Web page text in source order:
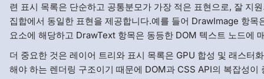
련 표시 목록은 단순하고 공통분모가 가장 적은 표현으로, 잘 지
집합에서 동일한 표현을 제공합니다.예를 들어 DrawImage 항
요소에 해당하고 DrawText 항목은 동등한 DOM 텍스트 노드에
더 중요한 것은 레이어 트리와 표시 목록은 GPU 합성 및 래스터
해야 하는 렌더링 구조이기 때문에 DOM과 CSS API의 복잡성이